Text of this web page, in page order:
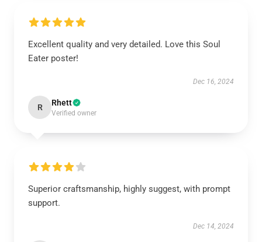
Excellent quality and very detailed. Love this Soul
Eater poster!
Dec 16, 2024
R Rhett
Verified owner
Superior craftsmanship, highly suggest, with prompt
support.
Dec 14, 2024